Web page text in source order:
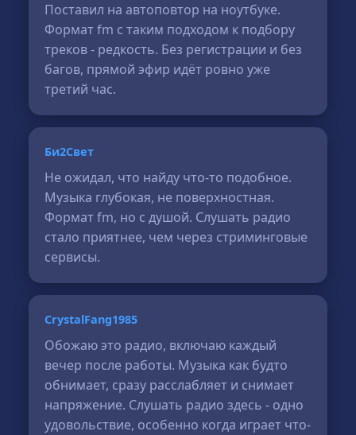
Поставил на автоповтор на ноутбуке.
Формат fm с таким подходом к подбору
треков - редкость. Без регистрации и без
багов, прямой эфир идёт ровно уже
третий час.
Би2Свет
Не ожидал, что найду что-то подобное.
Музыка глубокая, не поверхностная.
Формат fm, но с душой. Слушать радио
стало приятнее, чем через стриминговые
сервисы.
CrystalFang1985
Обожаю это радио, включаю каждый
вечер после работы. Музыка как будто
обнимает, сразу расслабляет и снимает
напряжение. Слушать радио здесь - одно
удовольствие, особенно когда играет что-